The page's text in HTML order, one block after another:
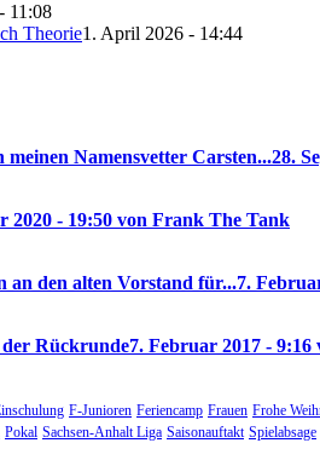
11:08
Theorie1. April 2026 - 14:44
Namensvetter Carsten...28.
2020 - 19:50 von Frank The Tank
an den alten Vorstand für...7.
der Rückrunde7. Februar 2017 - 9:16
F-Junioren Feriencamp Frauen Frohe
Pokal Sachsen-Anhalt Liga Saisonauftakt Spielabsage